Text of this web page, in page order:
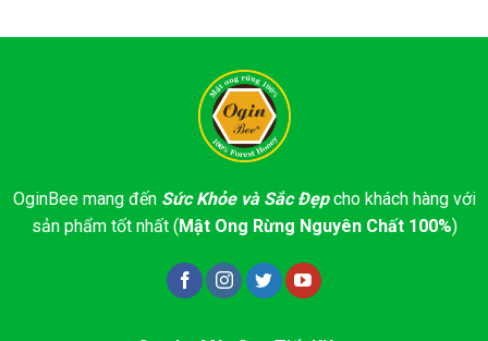
OginBee mang đến Sức Khỏe và Sắc Đẹpcho khách hàng với
sản phẩm tốt nhất (Mật Ong Rừng Nguyên Chất 100%)